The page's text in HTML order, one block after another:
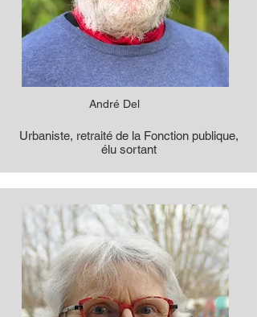
André Del
Urbaniste, retraité de la Fonction publique,
élu sortant